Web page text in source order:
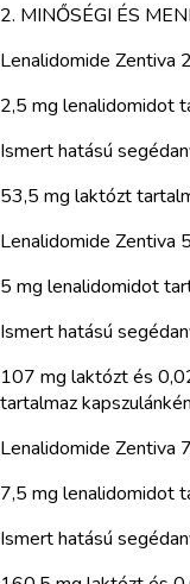
2. MINŐSÉGI ÉS
Lenalidomide Zentiva
2,5 mg lenalidomidot
Ismert hatású
53,5 mg laktózt
Lenalidomide Zentiva
5 mg lenalidomidot
Ismert hatású
107 mg laktózt és
tartalmaz
Lenalidomide Zentiva
7,5 mg lenalidomidot
Ismert hatású